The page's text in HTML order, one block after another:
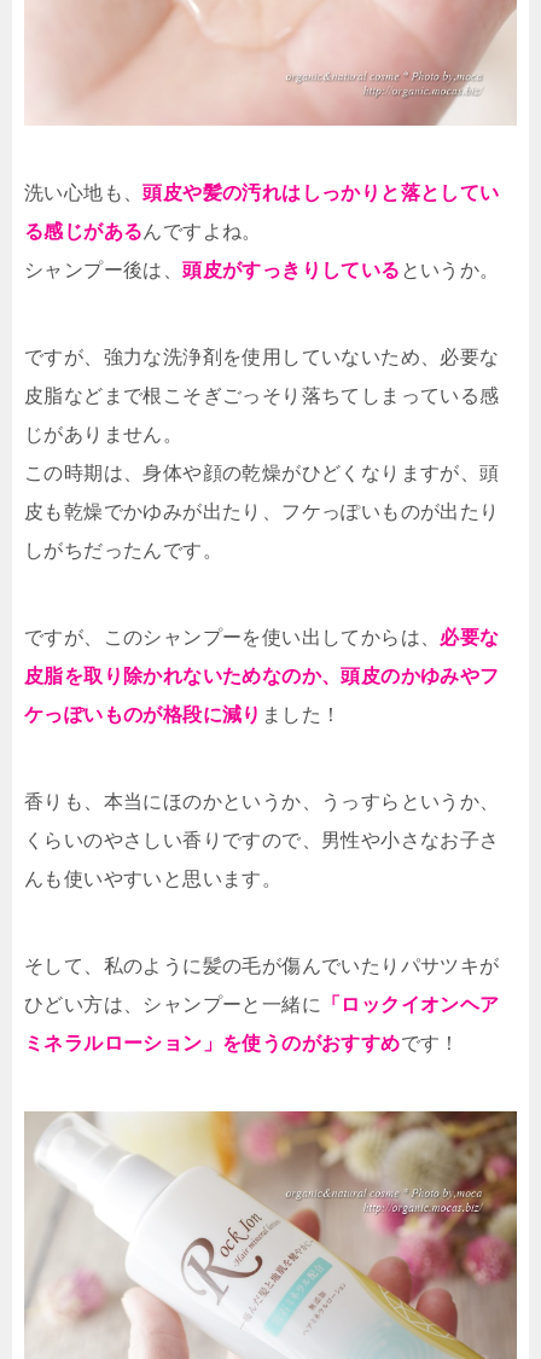
洗い心地も、頭皮や髪の汚れはしっかりと落としてい
る感じがあるんですよね。
シャンプー後は、頭皮がすっきりしている というか。
ですが、強力な洗浄剤を使用していないため、必要な
皮脂などまで根こそぎごっそり落ちてしまっている感
じがありません。
この時期は、身体や顔の乾燥がひどくなりますが、頭
皮も乾燥でかゆみが出たり、フケっぽいものが出たり
しがちだったんです。
ですが、このシャンプーを使い出してからは、 必要な
皮脂を取り除かれないためなのか、頭皮のかゆみやフ
ケっぽいものが格段に減り ました！
香りも、本当にほのかというか、うっすらというか、
くらいのやさしい香りですので、男性や小さなお子さ
んも使いやすいと思います。
そして、私のように髪の毛が傷んでいたりパサツキが
ひどい方は、シャンプーと一緒に
「ロックイオンヘア
ミネラルローション」を使うのがおすすめです！